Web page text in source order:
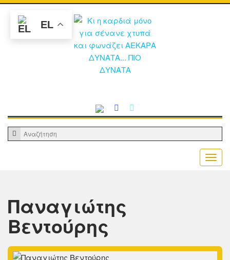
Παναγιώτης
Βεντούρης
EL